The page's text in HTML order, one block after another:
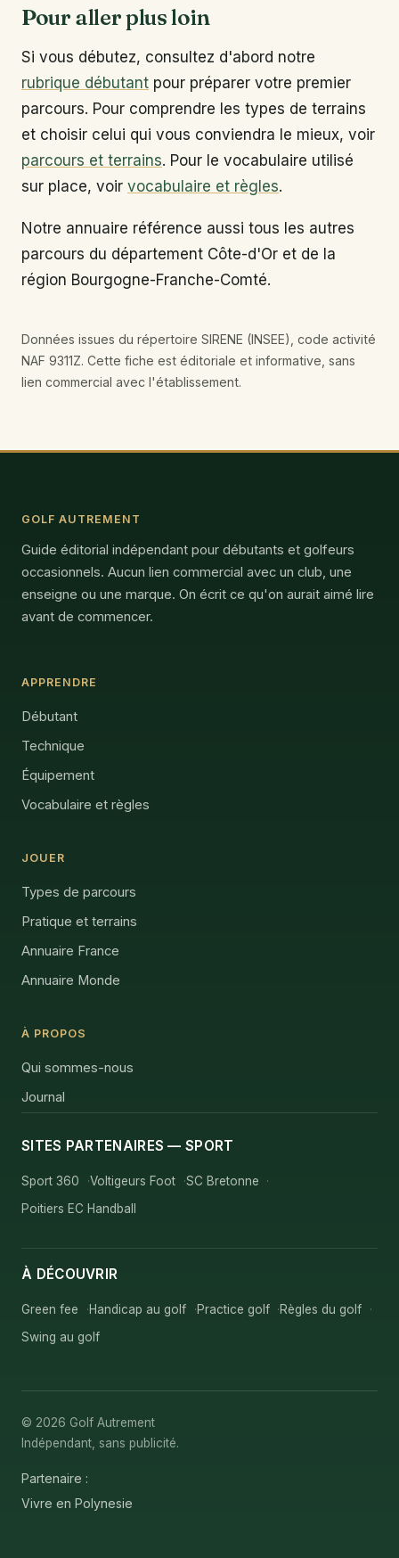
Pour aller plus loin
Si vous débutez, consultez d'abord notre
rubrique débutant pour préparer votre premier
parcours. Pour comprendre les types de terrains
et choisir celui qui vous conviendra le mieux, voir
parcours et terrains. Pour le vocabulaire utilisé
sur place, voir vocabulaire et règles.
Notre annuaire référence aussi tous les autres
parcours du département Côte-d'Or et de la
région Bourgogne-Franche-Comté.
Données issues du répertoire SIRENE (INSEE), code activité
NAF 9311Z. Cette fiche est éditoriale et informative, sans
lien commercial avec l'établissement.
GOLF AUTREMENT
Guide éditorial indépendant pour débutants et golfeurs
occasionnels. Aucun lien commercial avec un club, une
enseigne ou une marque. On écrit ce qu'on aurait aimé lire
avant de commencer.
APPRENDRE
Débutant
Technique
Équipement
Vocabulaire et règles
JOUER
Types de parcours
Pratique et terrains
Annuaire France
Annuaire Monde
À PROPOS
Qui sommes-nous
Journal
SITES PARTENAIRES — SPORT
Sport 360 Voltigeurs Foot
SC Bretonne
Poitiers EC Handball
À DÉCOUVRIR
Green fee Handicap au golf Practice golf
Règles du golf
Swing au golf
© 2026 Golf Autrement
Indépendant, sans publicité.
Partenaire :
Vivre en Polynesie